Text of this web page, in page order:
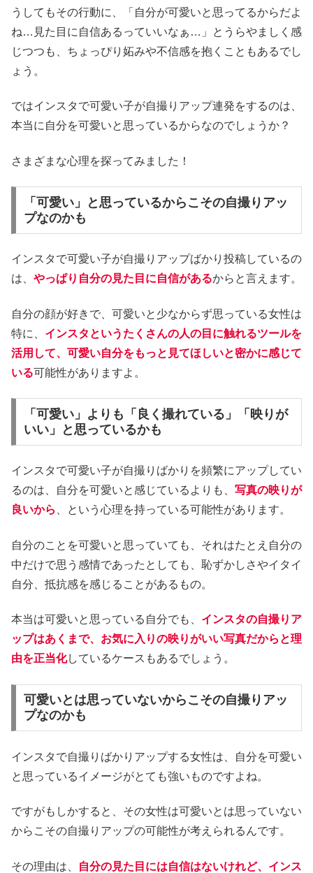
うしてもその行動に、「自分が可愛いと思ってるからだよ
ね…見た目に自信あるっていいなぁ…」とうらやましく感
じつつも、ちょっぴり妬みや不信感を抱くこともあるでし
ょう。
ではインスタで可愛い子が自撮りアップ連発をするのは、
本当に自分を可愛いと思っているからなのでしょうか？
さまざまな心理を探ってみました！
「可愛い」と思っているからこその自撮りアッ
プなのかも
インスタで可愛い子が自撮りアップばかり投稿しているの
は、 やっぱり自分の見た目に自信があるからと言えます。
自分の顔が好きで、可愛いと少なからず思っている女性は
特に、 インスタというたくさんの人の目に触れるツールを
活用して、可愛い自分をもっと見てほしいと密かに感じて
いる可能性がありますよ。
「可愛い」よりも「良く撮れている」「映りが
いい」と思っているかも
インスタで可愛い子が自撮りばかりを頻繁にアップしてい
るのは、自分を可愛いと感じているよりも、 写真の映りが
良いから
、という心理を持っている可能性があります。
自分のことを可愛いと思っていても、それはたとえ自分の
中だけで思う感情であったとしても、恥ずかしさやイタイ
自分、抵抗感を感じることがあるもの。
本当は可愛いと思っている自分でも、 インスタの自撮りア
ップはあくまで、お気に入りの映りがいい写真だからと理
由を正当化しているケースもあるでしょう。
可愛いとは思っていないからこその自撮りアッ
プなのかも
インスタで自撮りばかりアップする女性は、自分を可愛い
と思っているイメージがとても強いものですよね。
ですがもしかすると、その女性は可愛いとは思っていない
からこその自撮りアップの可能性が考えられるんです。
その理由は、
自分の見た目には自信はないけれど、インス